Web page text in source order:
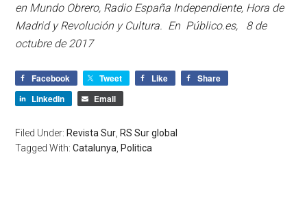
en Mundo Obrero, Radio España Independiente, Hora de
Madrid y Revolución y Cultura. En Público.es, 8 de
octubre de 2017
Facebook Tweet Like
Share
LinkedIn
Email
Filed Under: Revista Sur RS Sur global
Tagged With:Catalunya Politica